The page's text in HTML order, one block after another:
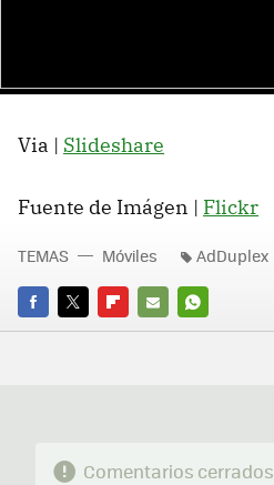
Via | Slideshare
Fuente de Imágen | Flickr
FACEBOOK
TWITTERFLIPBOARD
E-
WHATSAPP
TEMAS Móviles AdDuplex
Comentarios cerrados